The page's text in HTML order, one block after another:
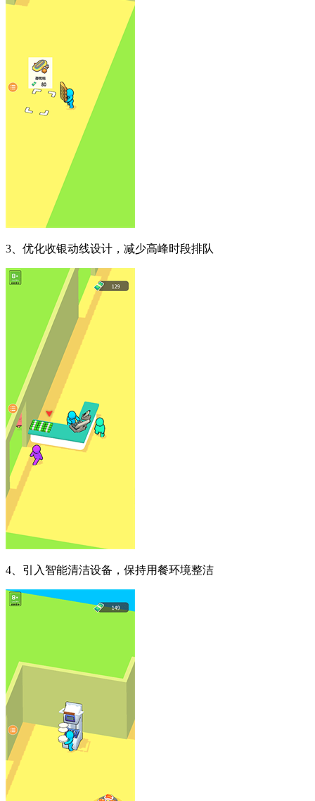
3、优化收银动线设计，减少高峰时段排队
4、引入智能清洁设备，保持用餐环境整洁